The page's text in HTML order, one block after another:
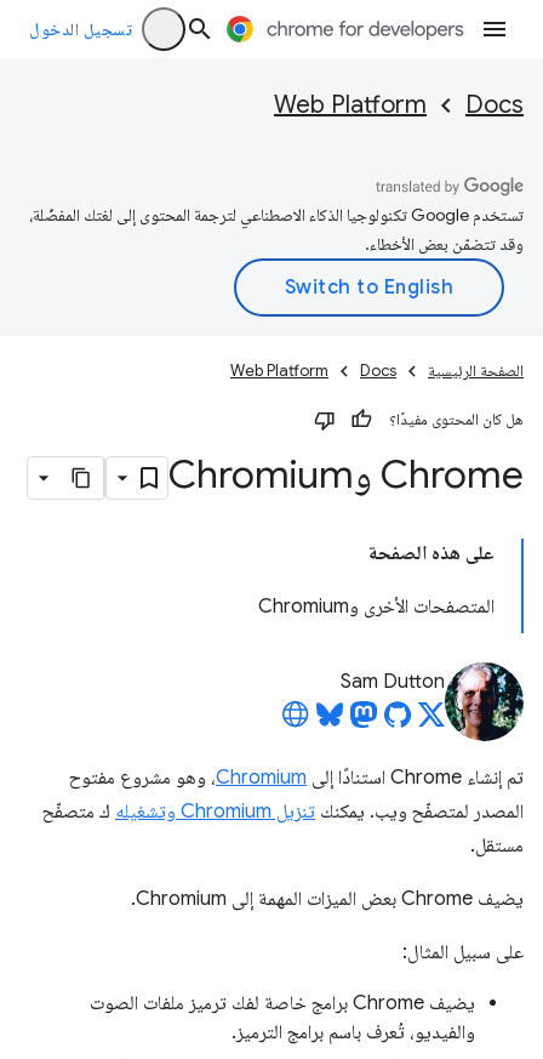
تسجيل الدخول
Docs
Web Platform
تستخدم Google تكنولوجيا الذكاء الاصطناعي لترجمة المحتوى إلى لغتك المفضّلة،
وقد تتضمّن بعض الأخطاء.
الصفحة الرئيسية Docs
Web Platform
هل كان المحتوى مفيدًا؟
Chrome وChromium
على هذه الصفحة
المتصفحات الأخرى وChromium
Sam Dutton
تم إنشاء Chrome استنادًا إلى Chromium، وهو مشروع مفتوح
المصدر لمتصفّح ويب. يمكنك تنزيل Chromium وتشغيله
ك متصفّح
مستقل.
يضيف Chrome بعض الميزات المهمة إلى Chromium.
على سبيل المثال:
يضيف Chrome برامج خاصة لفك ترميز ملفات الصوت
والفيديو، تُعرف باسم برامج الترميز.